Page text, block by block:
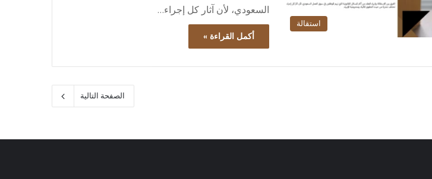
استقالة
السعودي، لأن آثار كل إجراء…
أكمل القراءة »
الصفحة التالية